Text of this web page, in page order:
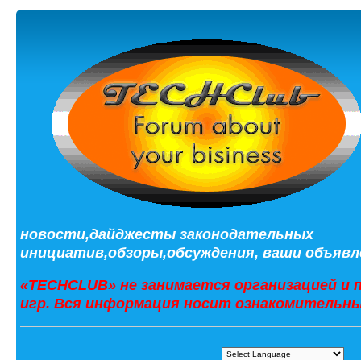
новости,дайджесты законодательных
инициатив,обзоры,обсуждения, ваши
«TECHCLUB» не занимается организацией
игр. Вся информация носит